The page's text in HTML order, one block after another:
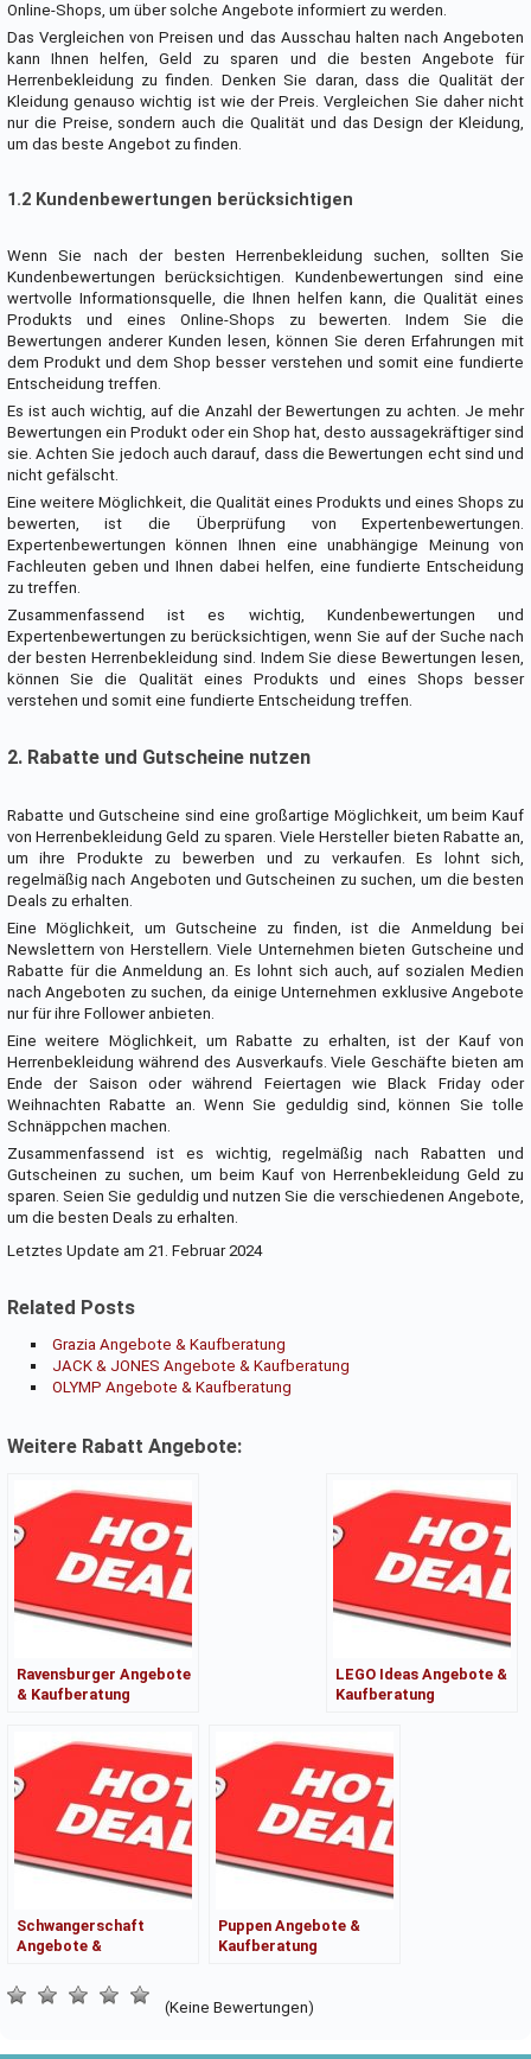
Online-Shops, um über solche Angebote informiert zu werden.
Das Vergleichen von Preisen und das Ausschau halten nach Angeboten
kann Ihnen helfen, Geld zu sparen und die besten Angebote für
Herrenbekleidung zu finden. Denken Sie daran, dass die Qualität der
Kleidung genauso wichtig ist wie der Preis. Vergleichen Sie daher nicht
nur die Preise, sondern auch die Qualität und das Design der Kleidung,
um das beste Angebot zu finden.
1.2 Kundenbewertungen berücksichtigen
Wenn Sie nach der besten Herrenbekleidung suchen, sollten Sie
Kundenbewertungen berücksichtigen. Kundenbewertungen sind eine
wertvolle Informationsquelle, die Ihnen helfen kann, die Qualität eines
Produkts und eines Online-Shops zu bewerten. Indem Sie die
Bewertungen anderer Kunden lesen, können Sie deren Erfahrungen mit
dem Produkt und dem Shop besser verstehen und somit eine fundierte
Entscheidung treffen.
Es ist auch wichtig, auf die Anzahl der Bewertungen zu achten. Je mehr
Bewertungen ein Produkt oder ein Shop hat, desto aussagekräftiger sind
sie. Achten Sie jedoch auch darauf, dass die Bewertungen echt sind und
nicht gefälscht.
Eine weitere Möglichkeit, die Qualität eines Produkts und eines Shops zu
bewerten, ist die Überprüfung von Expertenbewertungen.
Expertenbewertungen können Ihnen eine unabhängige Meinung von
Fachleuten geben und Ihnen dabei helfen, eine fundierte Entscheidung
zu treffen.
Zusammenfassend ist es wichtig, Kundenbewertungen und
Expertenbewertungen zu berücksichtigen, wenn Sie auf der Suche nach
der besten Herrenbekleidung sind. Indem Sie diese Bewertungen lesen,
können Sie die Qualität eines Produkts und eines Shops besser
verstehen und somit eine fundierte Entscheidung treffen.
2. Rabatte und Gutscheine nutzen
Rabatte und Gutscheine sind eine großartige Möglichkeit, um beim Kauf
von Herrenbekleidung Geld zu sparen. Viele Hersteller bieten Rabatte an,
um ihre Produkte zu bewerben und zu verkaufen. Es lohnt sich,
regelmäßig nach Angeboten und Gutscheinen zu suchen, um die besten
Deals zu erhalten.
Eine Möglichkeit, um Gutscheine zu finden, ist die Anmeldung bei
Newslettern von Herstellern. Viele Unternehmen bieten Gutscheine und
Rabatte für die Anmeldung an. Es lohnt sich auch, auf sozialen Medien
nach Angeboten zu suchen, da einige Unternehmen exklusive Angebote
nur für ihre Follower anbieten.
Eine weitere Möglichkeit, um Rabatte zu erhalten, ist der Kauf von
Herrenbekleidung während des Ausverkaufs. Viele Geschäfte bieten am
Ende der Saison oder während Feiertagen wie Black Friday oder
Weihnachten Rabatte an. Wenn Sie geduldig sind, können Sie tolle
Schnäppchen machen.
Zusammenfassend ist es wichtig, regelmäßig nach Rabatten und
Gutscheinen zu suchen, um beim Kauf von Herrenbekleidung Geld zu
sparen. Seien Sie geduldig und nutzen Sie die verschiedenen Angebote,
um die besten Deals zu erhalten.
Letztes Update am 21. Februar 2024
Related Posts
Grazia Angebote & Kaufberatung
JACK & JONES Angebote & Kaufberatung
OLYMP Angebote & Kaufberatung
Weitere Rabatt Angebote:
Ravensburger Angebote
& Kaufberatung
LEGO Ideas Angebote &
Kaufberatung
Schwangerschaft
Angebote &
Puppen Angebote &
Kaufberatung
(Keine Bewertungen)